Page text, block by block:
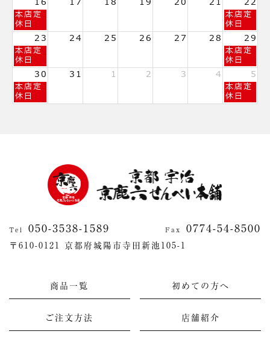
8
月
9th
2026
2026
8
月
15th
2026
日
曜
日,
8
月
16th
2026
本店定
休日
土
曜
日,
8
月
22nd
本店定
休日
23 24 25 26 27 28 29
日
曜
日,
8
月
23rd
本店定
休日
土
曜
日,
8
月
29th
本店定
休日
30 31 1 2 3 4 5
日
曜
日,
本店定
休日
土
曜
日,
本店定
休日
Tel 050-3538-1589 Fax 0774-54-8500
〒610-0121 京都府城陽市寺田新池105-1
商品一覧 初めての方へ
ご注文方法 店舗紹介